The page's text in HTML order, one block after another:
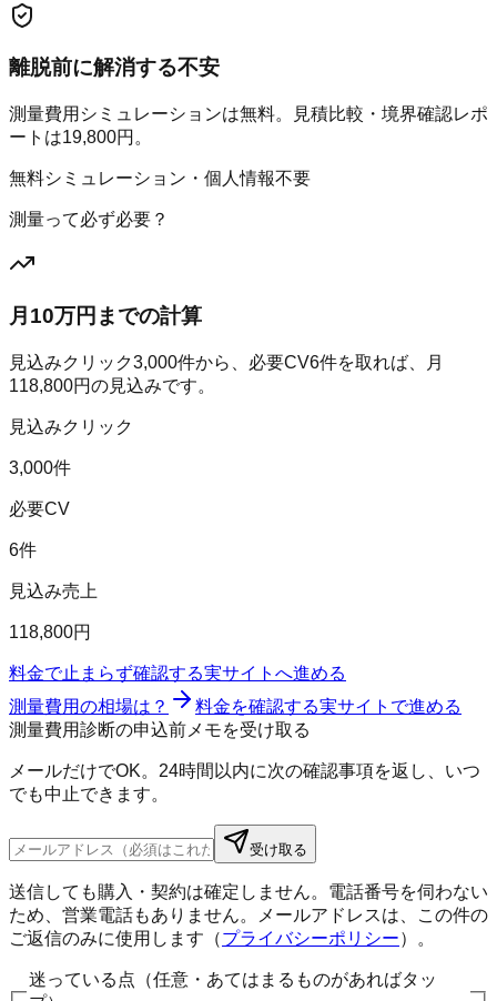
離脱前に解消する不安
測量費用シミュレーションは無料。見積比較・境界確認レポ
ートは19,800円。
無料シミュレーション・個人情報不要
測量って必ず必要？
月10万円までの計算
見込みクリック3,000件から、必要CV6件を取れば、月
118,800円の見込みです。
見込みクリック
3,000件
必要CV
6件
見込み売上
118,800円
料金で止まらず確認する実サイトへ進める
測量費用の相場は？
料金を確認する実サイトで進める
測量費用診断の申込前メモを受け取る
メールだけでOK。24時間以内に次の確認事項を返し、いつ
でも中止できます。
受け取る
送信しても購入・契約は確定しません。電話番号を伺わない
ため、営業電話もありません。メールアドレスは、この件の
ご返信のみに使用します（プライバシーポリシー）。
迷っている点（任意・あてはまるものがあればタッ